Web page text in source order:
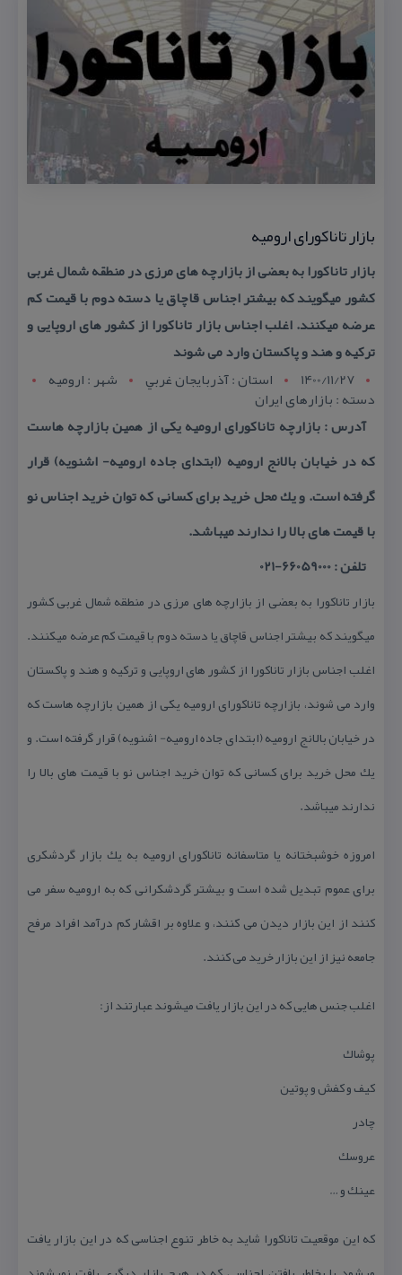
بازار تاناكورای ارومیه
بازار تاناكورا به بعضی از بازارچه های مرزی در منطقه شمال غربی
كشور میگویند كه بیشتر اجناس قاچاق یا دسته دوم با قیمت كم
عرضه میكنند. اغلب اجناس بازار تاناكورا از كشور های اروپایی و
تركیه و هند و پاكستان وارد می شوند
1400/11/27
استان : آذربايجان غربي شهر : اروميه
دسته : بازارهای ایران
آدرس : بازارچه تاناكورای ارومیه یكی از همین بازارچه هاست
كه در خیابان بالانج ارومیه (ابتدای جاده ارومیه- اشنویه) قرار
گرفته است. و یك محل خرید برای كسانی كه توان خرید اجناس نو
با قیمت های بالا را ندارند میباشد.
تلفن : 66059000-021
بازار تاناكورا به بعضی از بازارچه های مرزی در منطقه شمال غربی كشور
میگویند كه بیشتر اجناس قاچاق یا دسته دوم با قیمت كم عرضه میكنند.
اغلب اجناس بازار تاناكورا از كشور های اروپایی و تركیه و هند و پاكستان
وارد می شوند، بازارچه تاناكورای ارومیه یكی از همین بازارچه هاست كه
در خیابان بالانج ارومیه (ابتدای جاده ارومیه- اشنویه) قرار گرفته است. و
یك محل خرید برای كسانی كه توان خرید اجناس نو با قیمت های بالا را
ندارند میباشد.
امروزه خوشبختانه یا متاسفانه تاناكورای ارومیه به یك بازار گردشكری
برای عموم تبدیل شده است و بیشتر گردشكرانی كه به ارومیه سفر می
كنند از این بازار دیدن می كنند، و علاوه بر اقشار كم درآمد افراد مرفح
جامعه نیز از این بازار خرید می كنند.
اغلب جنس هایی كه در این بازار یافت میشوند عبارتند از:
پوشاك
كیف و كفش و پوتین
چادر
عروسك
عینك و …
كه این موقعیت تاناكورا شاید به خاطر تنوع اجناسی كه در این بازار یافت